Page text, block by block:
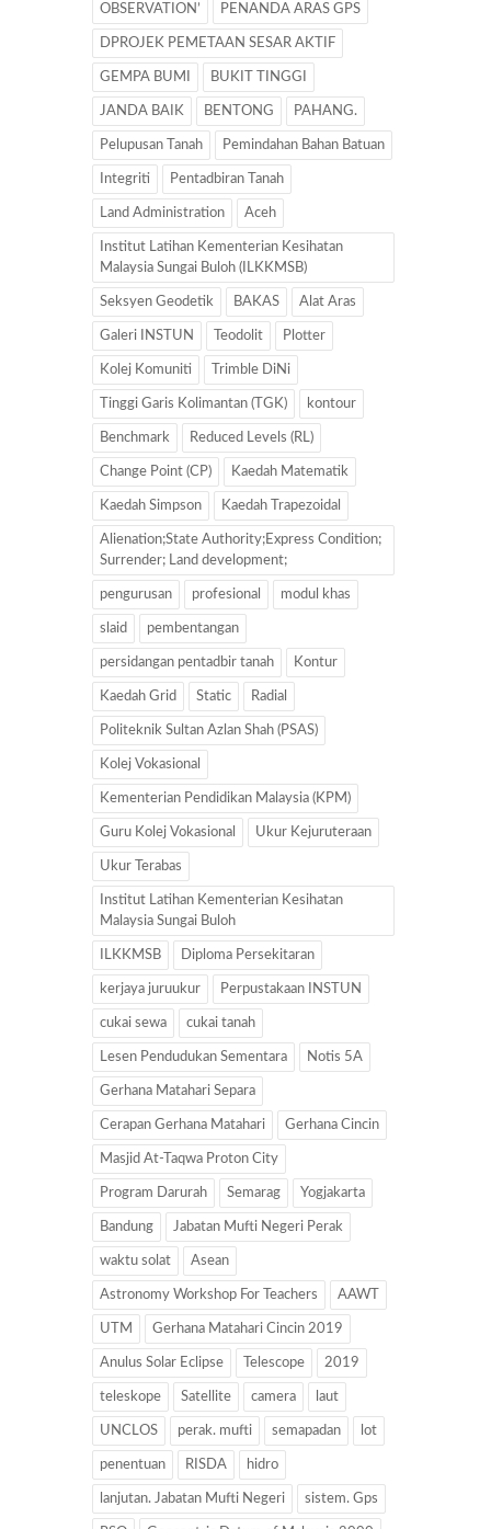
OBSERVATION’ PENANDA ARAS GPS
DPROJEK PEMETAAN SESAR AKTIF
GEMPA BUMI BUKIT TINGGI
JANDA BAIK BENTONG PAHANG.
Pelupusan Tanah Pemindahan Bahan Batuan
Integriti Pentadbiran Tanah
Land Administration Aceh
Institut Latihan Kementerian Kesihatan
Malaysia Sungai Buloh (ILKKMSB)
Seksyen Geodetik BAKAS Alat Aras
Galeri INSTUN Teodolit Plotter
Kolej Komuniti Trimble DiNi
Tinggi Garis Kolimantan (TGK) kontour
Benchmark Reduced Levels (RL)
Change Point (CP) Kaedah Matematik
Kaedah Simpson Kaedah Trapezoidal
Alienation;State Authority;Express Condition;
Surrender; Land development;
pengurusan profesional modul khas
slaid pembentangan
persidangan pentadbir tanah Kontur
Kaedah Grid Static Radial
Politeknik Sultan Azlan Shah (PSAS)
Kolej Vokasional
Kementerian Pendidikan Malaysia (KPM)
Guru Kolej Vokasional Ukur Kejuruteraan
Ukur Terabas
Institut Latihan Kementerian Kesihatan
Malaysia Sungai Buloh
ILKKMSB Diploma Persekitaran
kerjaya juruukur Perpustakaan INSTUN
cukai sewa cukai tanah
Lesen Pendudukan Sementara Notis 5A
Gerhana Matahari Separa
Cerapan Gerhana Matahari Gerhana Cincin
Masjid At-Taqwa Proton City
Program Darurah Semarag Yogjakarta
Bandung Jabatan Mufti Negeri Perak
waktu solat Asean
Astronomy Workshop For Teachers AAWT
UTM Gerhana Matahari Cincin 2019
Anulus Solar Eclipse Telescope 2019
teleskope Satellite camera laut
UNCLOS perak. mufti semapadan lot
penentuan RISDA hidro
lanjutan. Jabatan Mufti Negeri sistem. Gps